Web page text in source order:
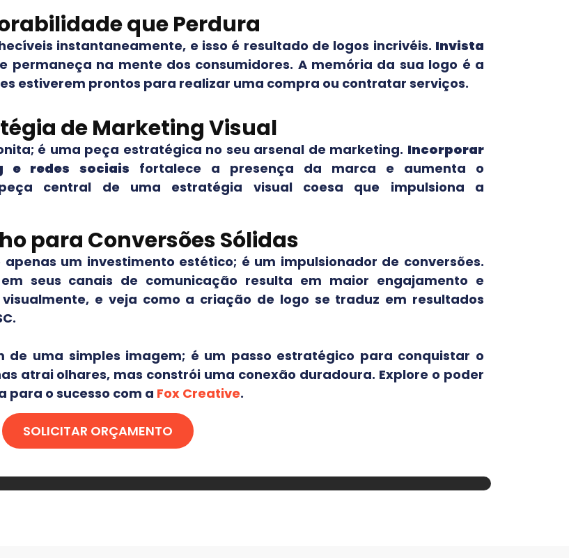
que Perdura
instantaneamente, e isso é resultado de logos incrivéis. Invista
permaneça na mente dos consumidores. A memória da sua logo é a
estiverem prontos para realizar uma compra ou contratar serviços.
de Marketing Visual
é uma peça estratégica no seu arsenal de marketing. Incorporar
e redes sociais fortalece a presença da marca e aumenta o
central de uma estratégia visual coesa que impulsiona a
para Conversões Sólidas
um investimento estético; é um impulsionador de conversões.
seus canais de comunicação resulta em maior engajamento e
e veja como a criação de logo se traduz em resultados
.
uma simples imagem; é um passo estratégico para conquistar o
atrai olhares, mas constrói uma conexão duradoura. Explore o poder
para o sucesso com a Fox Creative.
SOLICITAR ORÇAMENTO